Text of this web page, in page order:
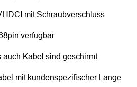
mit Schraubverschluss
verfügbar
auch Kabel sind geschirmt
mit kundenspezifischer Länge